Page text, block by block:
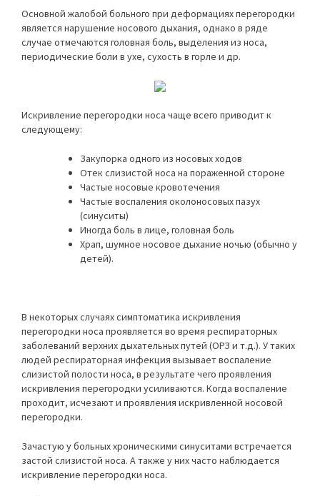
Основной жалобой больного при деформациях перегородки
является нарушение носового дыхания, однако в ряде
случае отмечаются головная боль, выделения из носа,
периодические боли в ухе, сухость в горле и др.
Искривление перегородки носа чаще всего приводит к
следующему:
Закупорка одного из носовых ходов
Отек слизистой носа на пораженной стороне
Частые носовые кровотечения
Частые воспаления околоносовых пазух
(синуситы)
Иногда боль в лице, головная боль
Храп, шумное носовое дыхание ночью (обычно у
детей).
В некоторых случаях симптоматика искривления
перегородки носа проявляется во время респираторных
заболеваний верхних дыхательных путей (ОРЗ и т.д.). У таких
людей респираторная инфекция вызывает воспаление
слизистой полости носа, в результате чего проявления
искривления перегородки усиливаются. Когда воспаление
проходит, исчезают и проявления искривленной носовой
перегородки.
Зачастую у больных хроническими синуситами встречается
застой слизистой носа. А также у них часто наблюдается
искривление перегородки носа.